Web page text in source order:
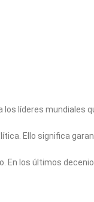
los líderes
Ello significa
En los últimos